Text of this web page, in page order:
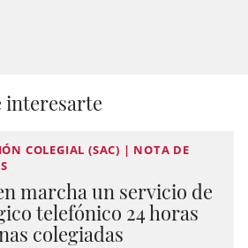
interesarte
COLEGIAL (SAC) | NOTA DE
marcha un servicio de
telefónico 24 horas
colegiadas